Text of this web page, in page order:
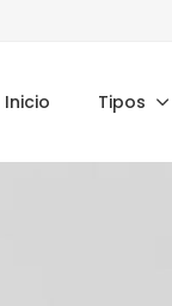
Inicio Tipos